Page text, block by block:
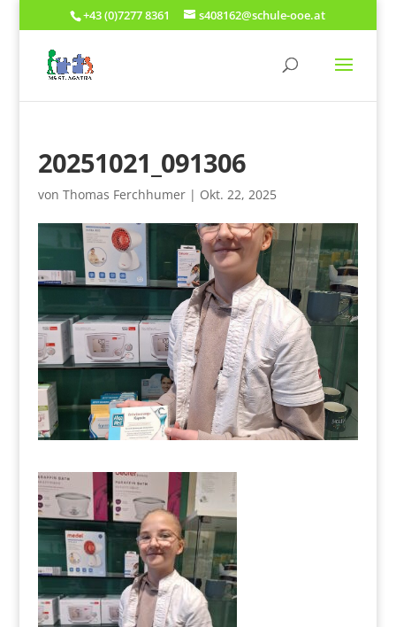
+43 (0)7277 8361 s408162@schule-ooe.at
20251021_091306
von Thomas Ferchhumer| Okt. 22, 2025